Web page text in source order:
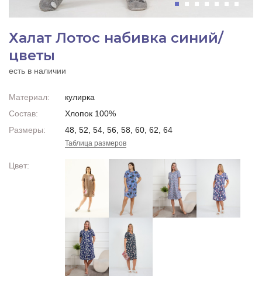
Халат Лотос набивка синий/
цветы
есть в наличии
Материал:
кулирка
Состав:
Хлопок 100%
Размеры:
48, 52, 54, 56, 58, 60, 62, 64
Таблица размеров
Цвет: